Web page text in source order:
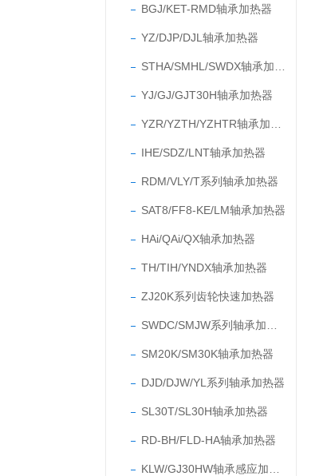
BGJ/KET-RMD轴承加热器
YZ/DJP/DJL轴承加热器
YJ/GJ/GJT30H轴承加热器
IHE/SDZ/LNT轴承加热器
RDM/VLY/T系列轴承加热器
SAT8/FF8-KE/LM轴承加热器
HAi/QAi/QX轴承加热器
TH/TIH/YNDX轴承加热器
ZJ20K系列齿轮快速加热器
SM20K/SM30K轴承加热器
DJD/DJW/YL系列轴承加热器
SL30T/SL30H轴承加热器
RD-BH/FLD-HA轴承加热器